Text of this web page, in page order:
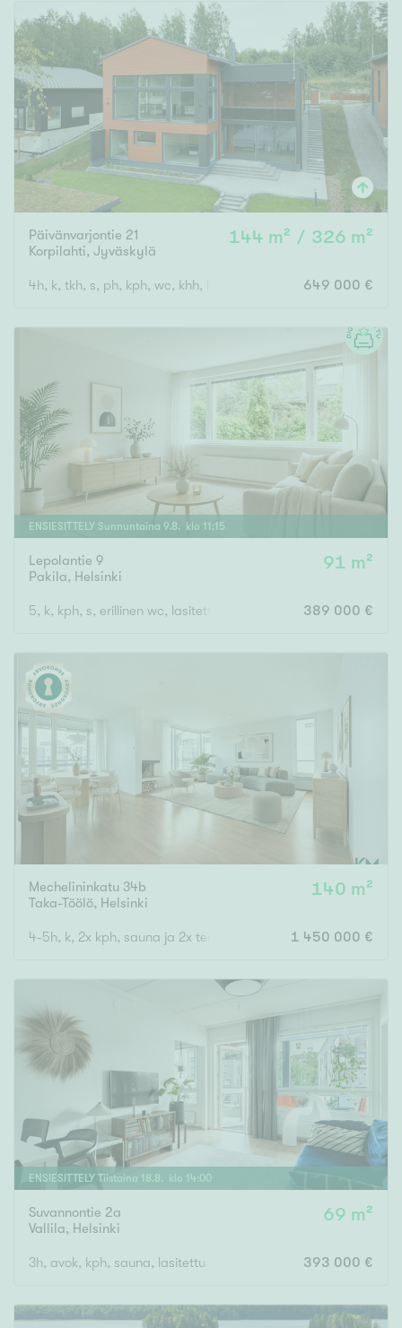
Päivänvarjontie 21
Korpilahti, Jyväskylä
144 m² / 326 m²
4h, k, tkh, s, ph, kph, wc, khh, las.ter, las.p, varastot, 2 auton
649 000 €
ENSIESITTELY Sunnuntaina 9.8. klo 11 :15
Lepolantie 9
Pakila, Helsinki
91 m²
5, k, kph, s, erillinen wc, lasitettu parveke, piha, autotalli
389 000 €
Mechelininkatu 34b
Taka-Töölö, Helsinki
140 m²
4-5h, k, 2x kph, sauna ja 2x terassi. 1 450 000 €
ENSIESITTELY Tiistaina 18 . 8 . klo 14:00
Suvannontie 2a
Vallila, Helsinki
69 m²
3h, avok, kph, sauna, lasitettu parveke 393 000 €